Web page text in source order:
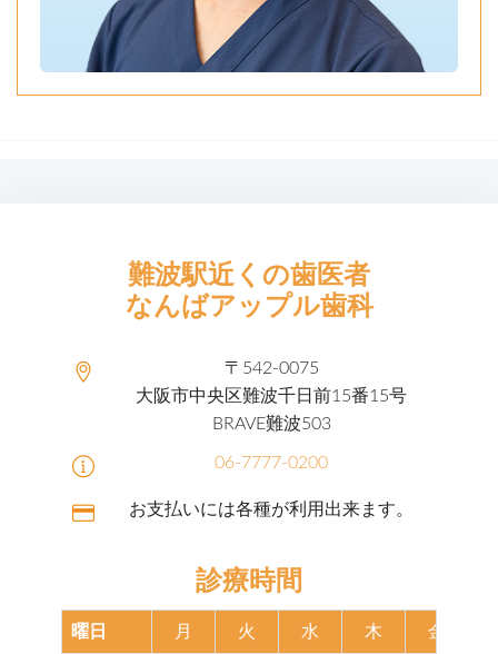
難波駅近くの歯医者
なんばアップル歯科
〒542-0075
大阪市中央区難波千日前15番15号
BRAVE難波503
06-7777-0200
お支払いには各種が利用出来ます。
診療時間
曜日 月 火 水 木 金